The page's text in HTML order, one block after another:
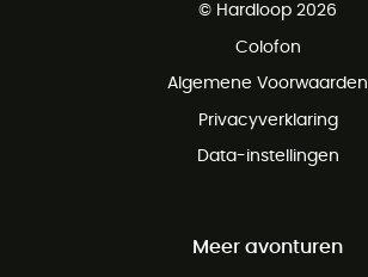
Gratis retourneren binnen 100 dagen
© Hardloop 2026
Colofon
Algemene Voorwaarden
Privacyverklaring
Data-instellingen
Meer avonturen